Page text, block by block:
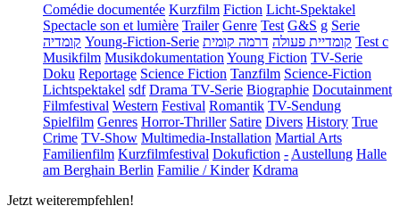
Comédie documentée Kurzfilm Fiction Licht-Spektakel
Spectacle son et lumière Trailer Genre Test G&S g Serie
קומדיה Young-Fiction-Serie קומדיית פעולה דרמה קומית
Test c
Musikfilm Musikdokumentation Young Fiction TV-Serie
Doku Reportage Science Fiction Tanzfilm Science-Fiction
Lichtspektakel sdf Drama TV-Serie Biographie Docutainment
Filmfestival Western Festival Romantik TV-Sendung
Spielfilm Genres Horror-Thriller Satire Divers History True
Crime TV-Show Multimedia-Installation Martial Arts
Familienfilm Kurzfilmfestival Dokufiction - Austellung Halle
am Berghain Berlin Familie / Kinder Kdrama
Jetzt weiterempfehlen!